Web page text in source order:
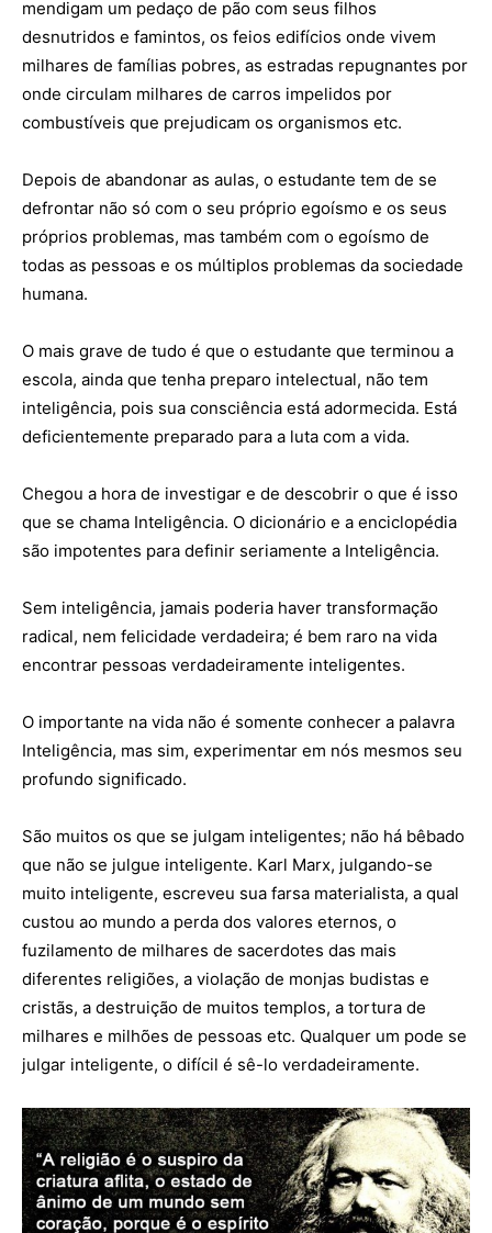
mendigam um pedaço de pão com seus filhos
desnutridos e famintos, os feios edifícios onde vivem
milhares de famílias pobres, as estradas repugnantes por
onde circulam milhares de carros impelidos por
combustíveis que prejudicam os organismos etc.
Depois de abandonar as aulas, o estudante tem de se
defrontar não só com o seu próprio egoísmo e os seus
próprios problemas, mas também com o egoísmo de
todas as pessoas e os múltiplos problemas da sociedade
humana.
O mais grave de tudo é que o estudante que terminou a
escola, ainda que tenha preparo intelectual, não tem
inteligência, pois sua consciência está adormecida. Está
deficientemente preparado para a luta com a vida.
Chegou a hora de investigar e de descobrir o que é isso
que se chama Inteligência. O dicionário e a enciclopédia
são impotentes para definir seriamente a Inteligência.
Sem inteligência, jamais poderia haver transformação
radical, nem felicidade verdadeira; é bem raro na vida
encontrar pessoas verdadeiramente inteligentes.
O importante na vida não é somente conhecer a palavra
Inteligência, mas sim, experimentar em nós mesmos seu
profundo significado.
São muitos os que se julgam inteligentes; não há bêbado
que não se julgue inteligente. Karl Marx, julgando-se
muito inteligente, escreveu sua farsa materialista, a qual
custou ao mundo a perda dos valores eternos, o
fuzilamento de milhares de sacerdotes das mais
diferentes religiões, a violação de monjas budistas e
cristãs, a destruição de muitos templos, a tortura de
milhares e milhões de pessoas etc. Qualquer um pode se
julgar inteligente, o difícil é sê-lo verdadeiramente.